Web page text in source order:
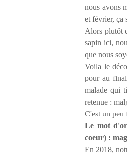
nous avons
et février, ça
Alors plutôt
sapin ici,
que nous
Voila le
pour au
malade qui
retenue :
C'est un peu
Le mot
coeur) :
En 2018,